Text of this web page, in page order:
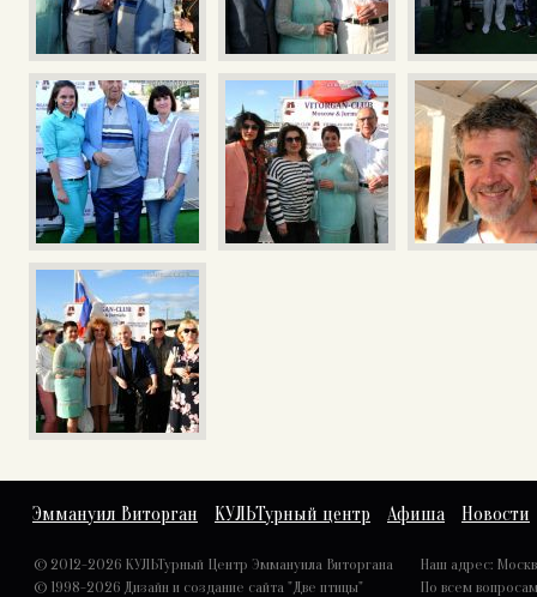
Эммануил Виторган КУЛЬТурный центр Афиша Новости
© 2012-2026 КУЛЬТурный Центр Эммануила Виторгана
© 1998-2026 Дизайн и создание сайта "Две птицы"
Наш адрес:
По всем